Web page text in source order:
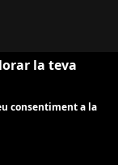
la teva
consentiment a la